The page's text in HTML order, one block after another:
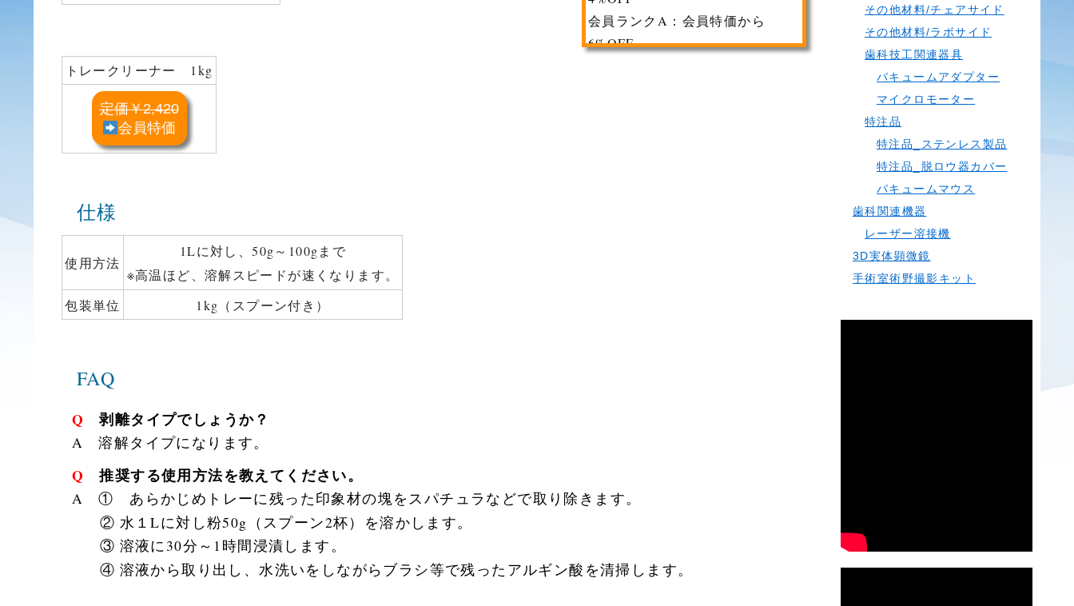
D：会員特価
また、会員
トレークリーナー 1kg
定価￥2,420
会員特価
仕様
使用方法
1Lに対し、50g～100gまで
※高温ほど、溶解スピードが速くなります。
包装単位
1kg（スプーン付き）
FAQ
Q 剥離タイプでしょうか？
A 溶解タイプになります。
Q 推奨する使用方法を教えてください。
A ① あらかじめトレーに残った印象材の塊をスパチュラなどで取り除きます。
② 水１Lに対し粉50g（スプーン2杯）を溶かします。
③ 溶液に30分～1時間浸漬します。
④ 溶液から取り出し、水洗いをしながらブラシ等で残ったアルギン酸を清掃します。
その他材料/チェアサイド
その他材料/ラボサイド
歯科技工関連器具
バキュームアダプター
マイクロモーター
特注品
特注品_ステンレス製品
特注品_脱ロウ器カバー
バキュームマウス
歯科関連機器
レーザー溶接機
3D実体顕微鏡
手術室術野撮影キット